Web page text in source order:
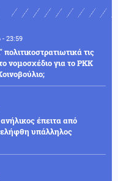
- 23:59
τις
νομοσχέδιο για το PKK
έπειτα από
υπάλληλος